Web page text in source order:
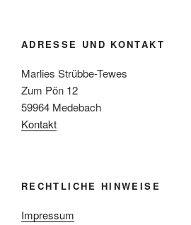
ADRESSE UND KONTAKT
Marlies Strübbe-Tewes
Zum Pön 12
59964 Medebach
Kontakt
RECHTLICHE HINWEISE
Impressum